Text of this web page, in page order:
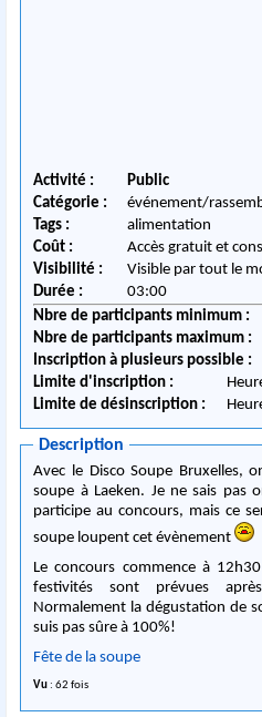
Activité :
Public
Catégorie :
événement/
Tags :
alimentation
Coût :
Accès gratuit et
Visibilité :
Visible par tout le
Durée :
03:00
Nbre de participants minimum :
Nbre de participants maximum :
Inscription à plusieurs possible :
Limite d'inscription :
Limite de désinscription :
Description
Avec le Disco Soupe Bruxelles,
soupe à Laeken. Je ne sais pas
participe au concours, mais ce
soupe loupent cet évènement
Le concours commence à
festivités sont prévues
Normalement la dégustation de
suis pas sûre à 100%!
Fête de la soupe
Vu : 62 fois